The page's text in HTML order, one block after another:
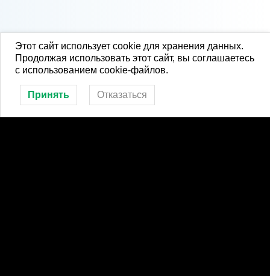
Этот сайт использует cookie для хранения данных.
Продолжая использовать этот сайт, вы соглашаетесь
с использованием cookie-файлов.
Принять Отказаться